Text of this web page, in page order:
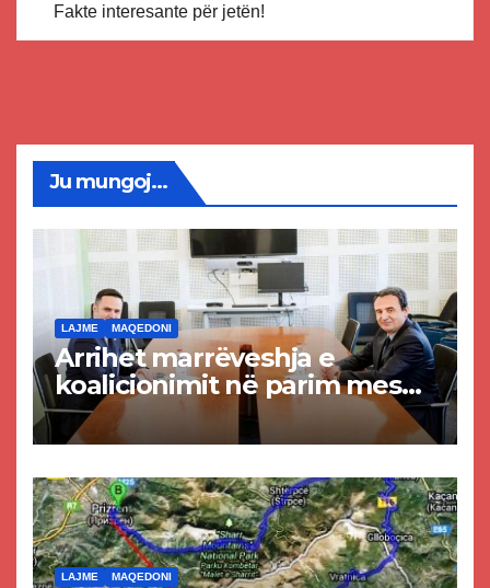
Fakte interesante për jetën!
Ju mungoj...
LAJME MAQEDONI
Arrihet marrëveshja e
koalicionimit në parim mes
Kurtit dhe Abdixhikut
LAJME MAQEDONI